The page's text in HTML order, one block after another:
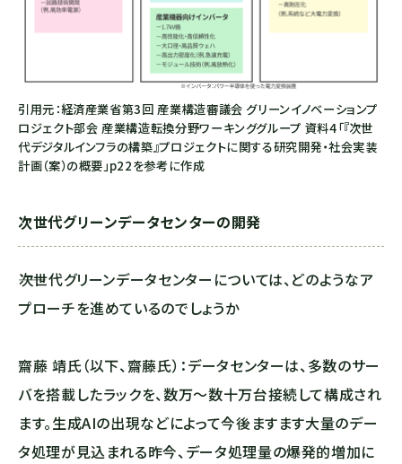
引用元：経済産業省第3回 産業構造審議会 グリーンイノベーションプ
ロジェクト部会 産業構造転換分野ワーキンググループ 資料4「『次世
代デジタルインフラの構築』プロジェクトに関する研究開発・社会実装
計画（案）の概要」p22を参考に作成
次世代グリーンデータセンターの開発
――次世代グリーンデータセンターについては、どのようなア
プローチを進めているのでしょうか
齋藤 靖氏（以下、齋藤氏）：データセンターは、多数のサー
バを搭載したラックを、数万～数十万台接続して構成され
ます。生成AIの出現などによって今後ますます大量のデー
タ処理が見込まれる昨今、データ処理量の爆発的増加に